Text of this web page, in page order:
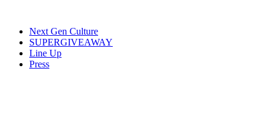
Next Gen Culture
SUPERGIVEAWAY
Line Up
Press